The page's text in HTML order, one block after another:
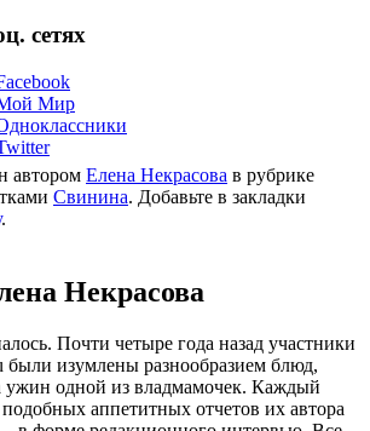
сетях
автором Елена Некрасова в рубрике
Свинина. Добавьте в закладки
.
Некрасова
Почти четыре года назад участники
были изумлены разнообразием блюд,
ужин одной из владмамочек. Каждый
аппетитных отчетов их автора